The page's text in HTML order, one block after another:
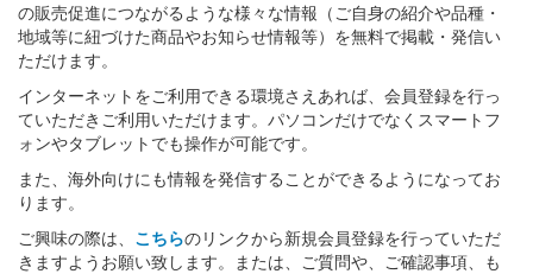
の販売促進につながるような様々な情報（ご自身の紹介や品種・
地域等に紐づけた商品やお知らせ情報等）を無料で掲載・発信い
ただけます。
インターネットをご利用できる環境さえあれば、会員登録を行っ
ていただきご利用いただけます。パソコンだけでなくスマートフ
ォンやタブレットでも操作が可能です。
また、海外向けにも情報を発信することができるようになってお
ります。
ご興味の際は、 こちらのリンクから新規会員登録を行っていただ
きますようお願い致します。または、ご質問や、ご確認事項、も